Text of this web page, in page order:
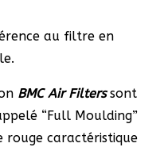
au filtre en
BMC Air Filterssont
“Full Moulding”
rouge caractéristique